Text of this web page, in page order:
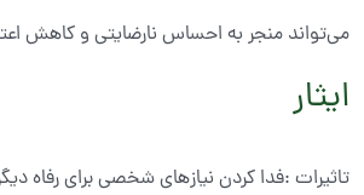
می‌تواند منجر به احساس نارضایتی و کاهش
ایثار
تاثیرات :فدا کردن نیازهای شخصی برای رفاه